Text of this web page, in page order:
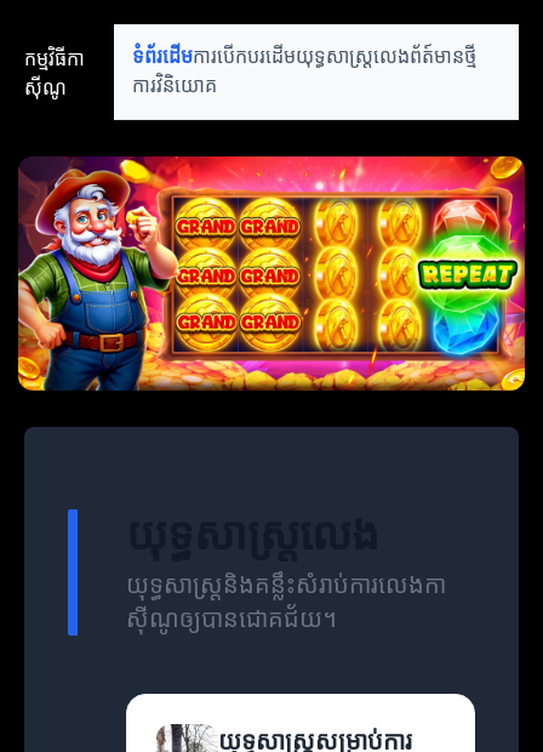
កម្មវិធីកា
ស៊ីណូ
ទំព័រដើមការបើកបរដើមយុទ្ធសាស្ត្រលេងព័ត៍មានថ្មី
ការវិនិយោគ
យុទ្ធសាស្រ្តនិងគន្លឹះសំរាប់ការលេងកា
ស៊ីណូឲ្យបានជោគជ័យ។
យុទ្ធសាស្ត្រសម្រាប់ការ